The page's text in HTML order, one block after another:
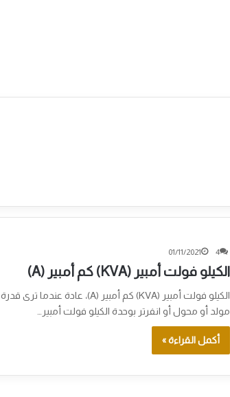
01/11/2021 4
الكيلو فولت أمبير (KVA) كم أمبير (A)
الكيلو فولت أمبير (KVA) كم أمبير (A)، عادة عندما ترى قدرة
مولد أو محول أو انفرتر بوحدة الكيلو فولت أمبير…
أكمل القراءة »